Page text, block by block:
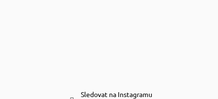
Sledovat na Instagramu